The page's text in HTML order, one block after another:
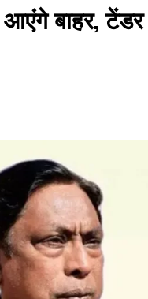
बाहर, टेंडर